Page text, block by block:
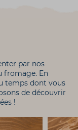
par nos
fromage. En
temps dont vous
de découvrir
!